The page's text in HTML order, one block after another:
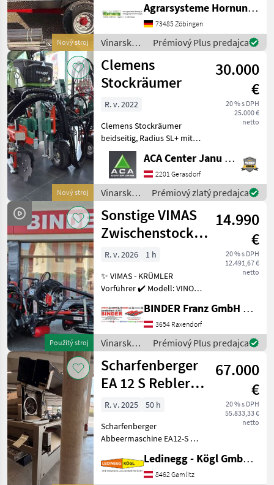
Nový stroj
Tridem Zweiachser mit
Drehschemel Sagen Sie uns
was Sie möchten Größe /
Breifung / Zubehör, dann
be
Agrarsysteme Hornung GmbH & Co. KG
73485 Zöbingen
Vinarské
stroje /
Sonstige
Prémiový Plus predajca
Nový stroj
Clemens
Stockräumer
30.000
€
20 % s DPH
25.000 €
netto
R. v. 2022
Clemens Stockräumer
beidseitig, Radius SL+ mit
Zinkenkreisel, SB 2
Geräteträger, Aushub
hydraulisch Links und
Rechts, Arbeitsbreite 2400 -
3400 mm, inkl. Ventilblock
ACA Center Janu GmbH
2201 Gerasdorf
Vinarské
stroje /
Clemens
Prémiový zlatý predajca
Použitý stroj
Sonstige VIMAS
Zwischenstock-
KRÜMLER
14.990
€
20 % s DPH
12.491,67 €
netto
R. v. 2026
1 h
✨ VIMAS - KRÜMLER
Vorführer ✔️ Modell: VINO -
serienmäßiger Ausführung
✔️ Heckanbau - einseitig ✔️
Hohe
Arbeitsgeschwindigkeit bis
zu 5, 5
BINDER Franz GmbH & CoKG
3654 Raxendorf
Vinarské
stroje /
Sonstige
Prémiový Plus predajca
Scharfenberger
EA 12 S Rebler +
Rollensortierer
67.000
€
20 % s DPH
55.833,33 €
netto
R. v. 2025
50 h
Scharfenberger
Abbeermaschine EA12-S mit
Quetschwalze – Präzision
und Flexibilität für die
Ledinegg - Kögl GmbH - Obst- und Weinbautechnik
8462 Gamlitz